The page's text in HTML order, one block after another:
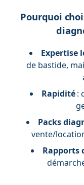
Pourquoi
Expertise
de bastide,
Rapidité:
Packs
vente/
Rapports